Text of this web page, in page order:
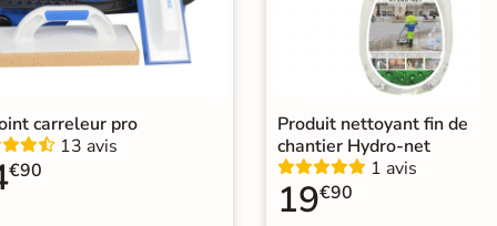
carreleur pro
13 avis
€90
Produit nettoyant fin de
chantier Hydro-net
1 avis
19€90